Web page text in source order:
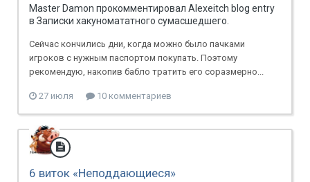
Master Damon прокомментировал Alexeitch blog entry
в Записки хакуномататного сумасшедшего.
Сейчас кончились дни, когда можно было пачками
игроков с нужным паспортом покупать. Поэтому
рекомендую, накопив бабло тратить его соразмерно...
27 июля 10 комментариев
6 виток «Неподдающиеся»